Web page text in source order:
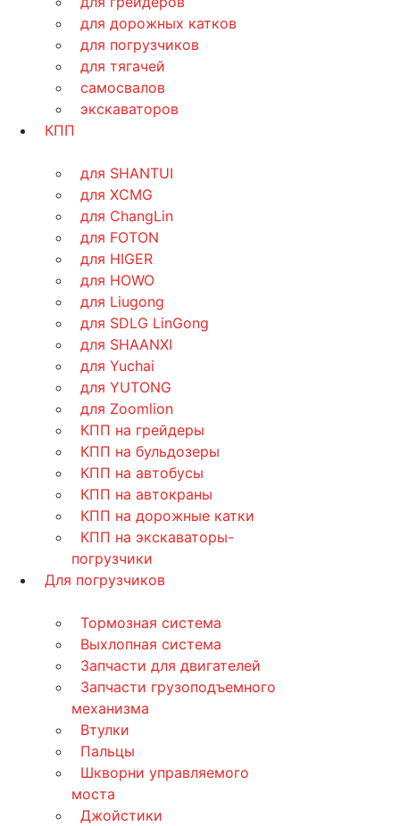
для дорожных катков
для погрузчиков
для тягачей
самосвалов
экскаваторов
КПП
для SHANTUI
для XCMG
для ChangLin
для FOTON
для HIGER
для HOWO
для Liugong
для SDLG LinGong
для SHAANXI
для Yuchai
для YUTONG
для Zoomlion
КПП на грейдеры
КПП на бульдозеры
КПП на автобусы
КПП на автокраны
КПП на дорожные катки
КПП на экскаваторы-
погрузчики
Для погрузчиков
Тормозная система
Выхлопная система
Запчасти для двигателей
Запчасти грузоподъемного
механизма
Втулки
Пальцы
Шкворни управляемого
моста
Джойстики